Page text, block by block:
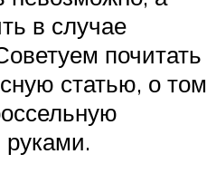
в случае
почитать
статью, о том
руками.